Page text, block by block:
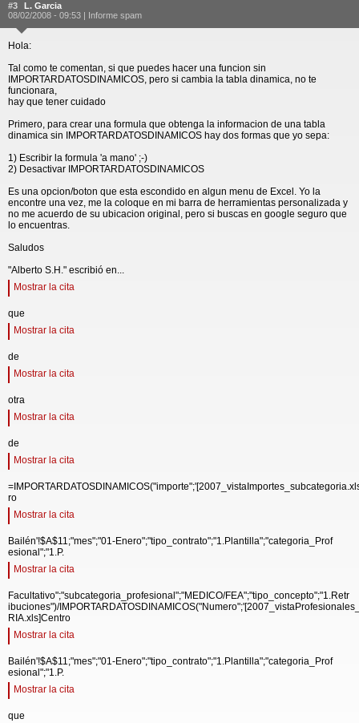
#3
L. Garcia
08/02/2008 - 09:53 | Informe spam
Hola:
Tal como te comentan, si que puedes hacer una funcion sin
IMPORTARDATOSDINAMICOS, pero si cambia la tabla dinamica, no te
funcionara,
hay que tener cuidado
Primero, para crear una formula que obtenga la informacion de una tabla
dinamica sin IMPORTARDATOSDINAMICOS hay dos formas que yo sepa:
1) Escribir la formula 'a mano' ;-)
2) Desactivar IMPORTARDATOSDINAMICOS
Es una opcion/boton que esta escondido en algun menu de Excel. Yo la
encontre una vez, me la coloque en mi barra de herramientas personalizada y
no me acuerdo de su ubicacion original, pero si buscas en google seguro que
lo encuentras.
Saludos
"Alberto S.H." escribió en...
Mostrar la cita
que
Mostrar la cita
de
Mostrar la cita
otra
Mostrar la cita
de
Mostrar la cita
ro
Mostrar la cita
Bailén'!$A$11;"mes";"01-Enero";"tipo_contrato";"1.Plantilla";"categoria_Prof
esional";"1.P.
Mostrar la cita
Facultativo";"subcategoria_profesional";"MEDICO/FEA";"tipo_concepto";"1.Retr
ibuciones")/
RIA.xls]Centro
Mostrar la cita
Bailén'!$A$11;"mes";"01-Enero";"tipo_contrato";"1.Plantilla";"categoria_Prof
esional";"1.P.
Mostrar la cita
que